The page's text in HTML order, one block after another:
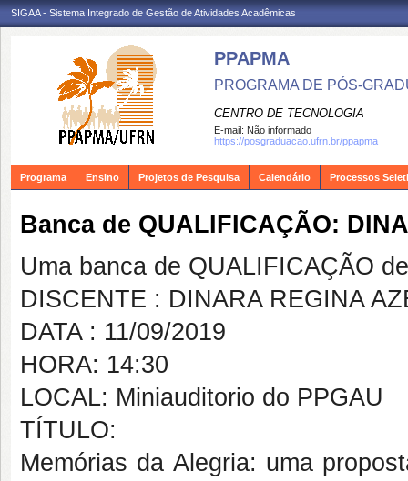
SIGAA - Sistema Integrado de Gestão de Atividades Acadêmicas
PPAPMA
PROGRAMA DE PÓS-
CENTRO DE TECNOLOGIA
E-mail: Não informado
https://posgraduacao.ufrn.br/ppapma
Programa Ensino Projetos de Pesquisa Calendário Processos
Banca de QUALIFICAÇÃO:
Uma banca de QUALIFICAÇÃO
DISCENTE : DINARA REGINA
DATA : 11/09/2019
HORA: 14:30
LOCAL: Miniauditorio do PPGAU
TÍTULO:
Memórias da Alegria: uma